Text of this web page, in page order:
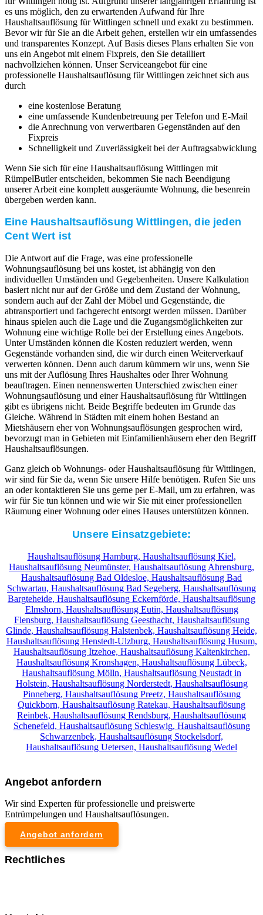
es uns möglich, den zu erwartenden Aufwand für Ihre
Haushaltsauflösung für Wittlingen schnell und exakt zu bestimmen.
Bevor wir für Sie an die Arbeit gehen, erstellen wir ein umfassendes
und transparentes Konzept. Auf Basis dieses Plans erhalten Sie von
uns ein Angebot mit einem Fixpreis, den Sie detailliert
nachvollziehen können. Unser Serviceangebot für eine
professionelle Haushaltsauflösung für Wittlingen zeichnet sich aus
durch
eine kostenlose Beratung
eine umfassende Kundenbetreuung per Telefon und E-Mail
die Anrechnung von verwertbaren Gegenständen auf den
Fixpreis
Schnelligkeit und Zuverlässigkeit bei der Auftragsabwicklung
Wenn Sie sich für eine Haushaltsauflösung Wittlingen mit
RümpelButler entscheiden, bekommen Sie nach Beendigung
unserer Arbeit eine komplett ausgeräumte Wohnung, die besenrein
übergeben werden kann.
Eine Haushaltsauflösung Wittlingen, die jeden
Cent Wert ist
Die Antwort auf die Frage, was eine professionelle
Wohnungsauflösung bei uns kostet, ist abhängig von den
individuellen Umständen und Gegebenheiten. Unsere Kalkulation
basiert nicht nur auf der Größe und dem Zustand der Wohnung,
sondern auch auf der Zahl der Möbel und Gegenstände, die
abtransportiert und fachgerecht entsorgt werden müssen. Darüber
hinaus spielen auch die Lage und die Zugangsmöglichkeiten zur
Wohnung eine wichtige Rolle bei der Erstellung eines Angebots.
Unter Umständen können die Kosten reduziert werden, wenn
Gegenstände vorhanden sind, die wir durch einen Weiterverkauf
verwerten können. Denn auch darum kümmern wir uns, wenn Sie
uns mit der Auflösung Ihres Haushaltes oder Ihrer Wohnung
beauftragen. Einen nennenswerten Unterschied zwischen einer
Wohnungsauflösung und einer Haushaltsauflösung für Wittlingen
gibt es übrigens nicht. Beide Begriffe bedeuten im Grunde das
Gleiche. Während in Städten mit einem hohen Bestand an
Mietshäusern eher von Wohnungsauflösungen gesprochen wird,
bevorzugt man in Gebieten mit Einfamilienhäusern eher den Begriff
Haushaltsauflösungen.
Ganz gleich ob Wohnungs- oder Haushaltsauflösung für Wittlingen,
wir sind für Sie da, wenn Sie unsere Hilfe benötigen. Rufen Sie uns
an oder kontaktieren Sie uns gerne per E-Mail, um zu erfahren, was
wir für Sie tun können und wie wir Sie mit einer professionellen
Räumung einer Wohnung oder eines Hauses unterstützen können.
Unsere Einsatzgebiete:
Haushaltsauflösung Hamburg, Haushaltsauflösung Kiel,
Haushaltsauflösung Neumünster, Haushaltsauflösung Ahrensburg,
Haushaltsauflösung Bad Oldesloe, Haushaltsauflösung Bad
Schwartau, Haushaltsauflösung Bad Segeberg, Haushaltsauflösung
Bargteheide, Haushaltsauflösung Eckernförde, Haushaltsauflösung
Elmshorn, Haushaltsauflösung Eutin, Haushaltsauflösung
Flensburg, Haushaltsauflösung Geesthacht, Haushaltsauflösung
Glinde, Haushaltsauflösung Halstenbek, Haushaltsauflösung Heide,
Haushaltsauflösung Henstedt-Ulzburg, Haushaltsauflösung Husum,
Haushaltsauflösung Itzehoe, Haushaltsauflösung Kaltenkirchen,
Haushaltsauflösung Kronshagen, Haushaltsauflösung Lübeck,
Haushaltsauflösung Mölln, Haushaltsauflösung Neustadt in
Holstein, Haushaltsauflösung Norderstedt, Haushaltsauflösung
Pinneberg, Haushaltsauflösung Preetz, Haushaltsauflösung
Quickborn, Haushaltsauflösung Ratekau, Haushaltsauflösung
Reinbek, Haushaltsauflösung Rendsburg, Haushaltsauflösung
Schenefeld, Haushaltsauflösung Schleswig, Haushaltsauflösung
Schwarzenbek, Haushaltsauflösung Stockelsdorf,
Haushaltsauflösung Uetersen, Haushaltsauflösung Wedel
Angebot anfordern
Wir sind Experten für professionelle und preiswerte
Entrümpelungen und Haushaltsauflösungen.
Angebot anfordern
Rechtliches